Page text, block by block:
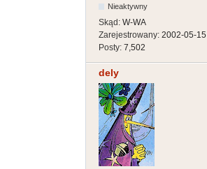
Nieaktywny
Skąd: W-WA
Zarejestrowany: 2002-05-15
Posty: 7,502
dely